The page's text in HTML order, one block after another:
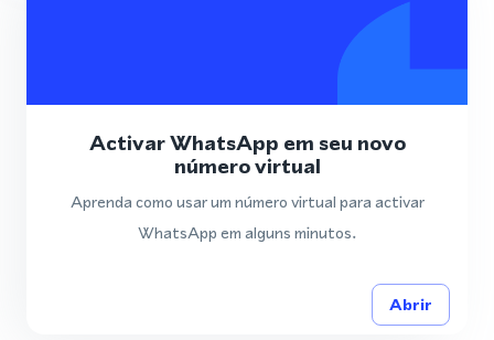
Activar WhatsApp em seu novo
número virtual
Aprenda como usar um número virtual para activar
WhatsApp em alguns minutos.
Abrir